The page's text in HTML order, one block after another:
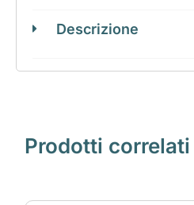
Descrizione
Prodotti correlati